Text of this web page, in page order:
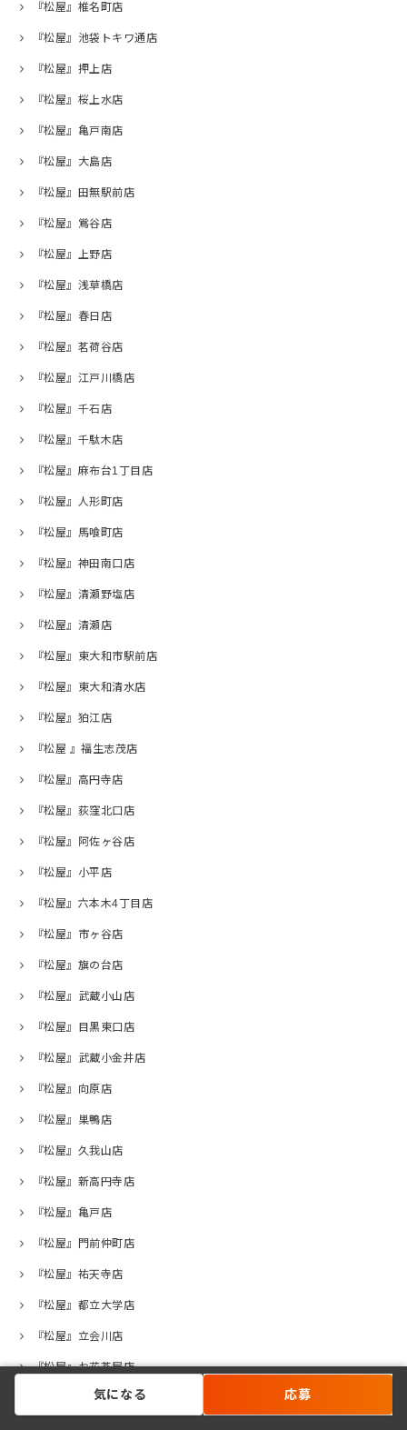
『松屋』椎名町店
『松屋』池袋トキワ通店
『松屋』押上店
『松屋』桜上水店
『松屋』亀戸南店
『松屋』大島店
『松屋』田無駅前店
『松屋』鴬谷店
『松屋』上野店
『松屋』浅草橋店
『松屋』春日店
『松屋』茗荷谷店
『松屋』江戸川橋店
『松屋』千石店
『松屋』千駄木店
『松屋』麻布台1丁目店
『松屋』人形町店
『松屋』馬喰町店
『松屋』神田南口店
『松屋』清瀬野塩店
『松屋』清瀬店
『松屋』東大和市駅前店
『松屋』東大和清水店
『松屋』狛江店
『松屋 』福生志茂店
『松屋』高円寺店
『松屋』荻窪北口店
『松屋』阿佐ヶ谷店
『松屋』小平店
『松屋』六本木4丁目店
『松屋』市ヶ谷店
『松屋』旗の台店
『松屋』武蔵小山店
『松屋』目黒東口店
『松屋』武蔵小金井店
『松屋』向原店
『松屋』巣鴨店
『松屋』久我山店
『松屋』新高円寺店
『松屋』亀戸店
『松屋』門前仲町店
『松屋』祐天寺店
『松屋』都立大学店
『松屋』立会川店
『松屋』お花茶屋店
『松屋』荻窪西口店
気になる 応募